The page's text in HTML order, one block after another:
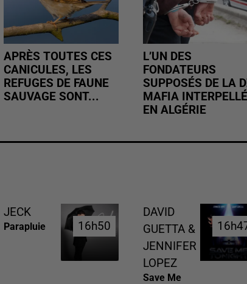
APRÈS TOUTES CES
CANICULES, LES
REFUGES DE FAUNE
SAUVAGE SONT...
L’UN DES
FONDATEURS
SUPPOSÉS DE LA
MAFIA INTERPELLÉ
EN ALGÉRIE
JECK
Parapluie 16h50
16h50
DAVID
GUETTA &
JENNIFER
LOPEZ
Save Me